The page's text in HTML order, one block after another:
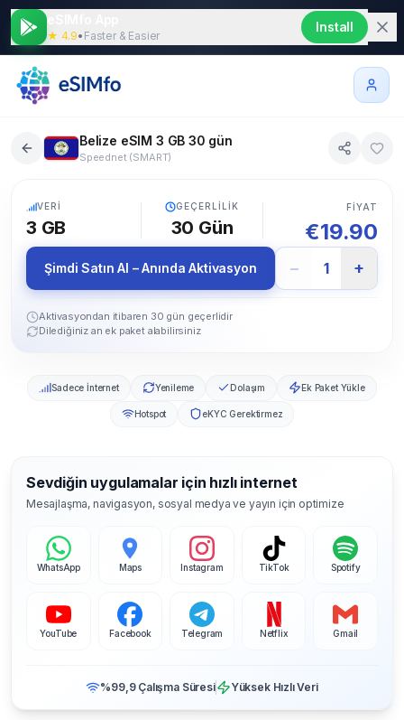
★ 4.9• Faster & Easier
Install
Belize eSIM 3 GB 30 gün
Speednet (SMART)
VERI
3 GB
GEÇERLILIK
30 Gün
FIYAT
€19.90
Şimdi Satın Al – Anında Aktivasyon − 1 +
Aktivasyondan itibaren 30 gün geçerlidir
Dilediğiniz an ek paket alabilirsiniz
Sadece İnternet Yenileme Dolaşım Ek Paket Yükle
Hotspot eKYC Gerektirmez
Sevdiğin uygulamalar için hızlı internet
Mesajlaşma, navigasyon, sosyal medya ve yayın için optimize
WhatsApp Maps Instagram TikTok Spotify
YouTube Facebook Telegram Netflix Gmail
%99,9 Çalışma Süresi Yüksek Hızlı Veri